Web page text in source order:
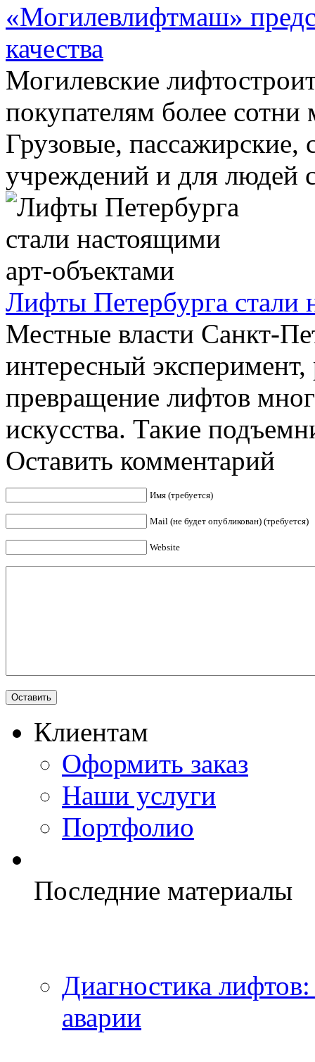
«Могилевлифтмаш»
качества
Могилевские
покупателям более
Грузовые,
учреждений и для людей
Лифты Петербурга стали
Местные власти Санкт-
интересный эксперимент,
превращение лифтов
искусства. Такие
Оставить комментарий
Имя (требуется)
Mail (не будет опубликован) (требуется)
Website
Клиентам
Оформить заказ
Наши услуги
Портфолио
Последние материалы
Диагностика
аварии